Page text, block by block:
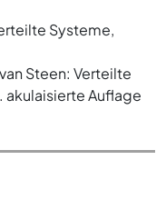
Systeme,
Steen: Verteilte
akulaisierte Auflage